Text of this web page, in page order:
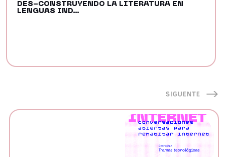
DES-CONSTRUYENDO LA LITERATURA EN
LENGUAS IND...